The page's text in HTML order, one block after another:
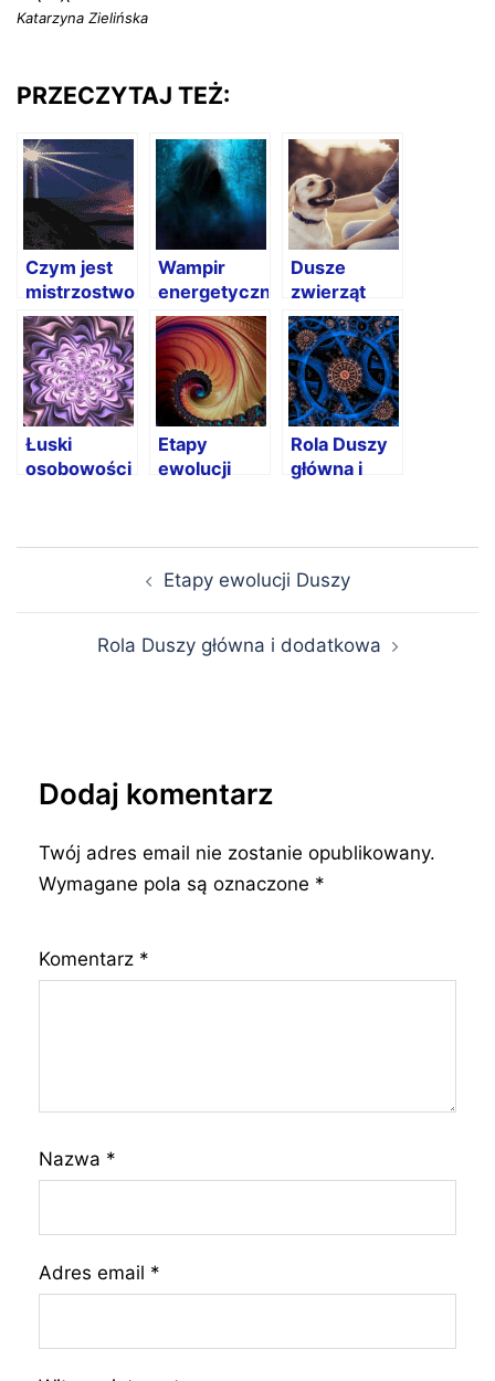
Katarzyna Zielińska
PRZECZYTAJ TEŻ:
Czym jest
mistrzostwo
w
numerologii?
Wampir
energetyczny
Dusze
zwierząt
Łuski
osobowości
Etapy
ewolucji
Rola Duszy
główna i
Etapy ewolucji Duszy
Rola Duszy główna i dodatkowa
Dodaj komentarz
Twój adres email nie zostanie opublikowany.
Wymagane pola są oznaczone *
Komentarz *
Nazwa *
Adres email *